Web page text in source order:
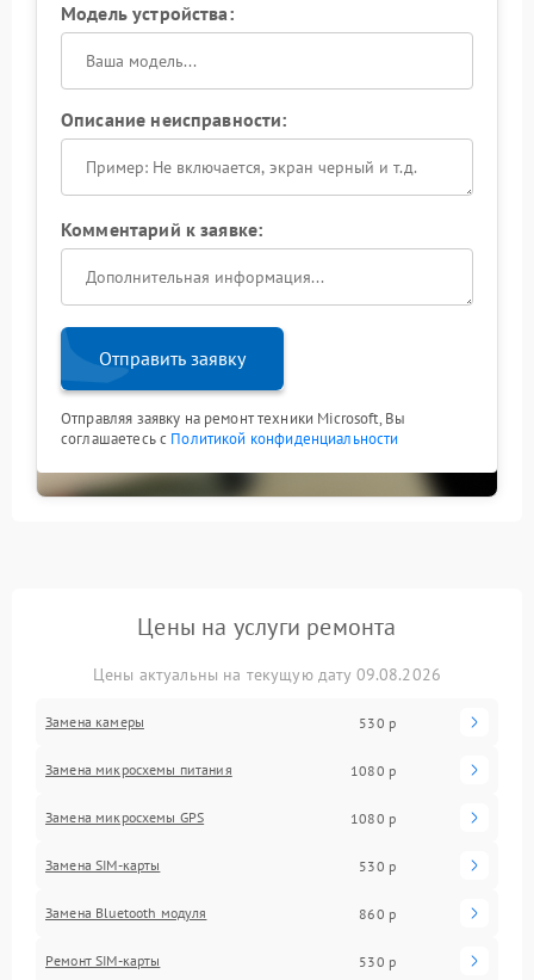
Модель устройства:
Описание неисправности:
Комментарий к заявке:
Отправить заявку
Отправляя заявку на ремонт техники Microsoft, Вы
соглашаетесь с Политикой конфиденциальности
Цены на услуги ремонта
Цены актуальны на текущую дату 09.08.2026
Замена камеры 530 р
Замена микросхемы питания 1080 р
Замена микросхемы GPS 1080 р
Замена SIM-карты 530 р
Замена Bluetooth модуля 860 р
Ремонт SIM-карты 530 р